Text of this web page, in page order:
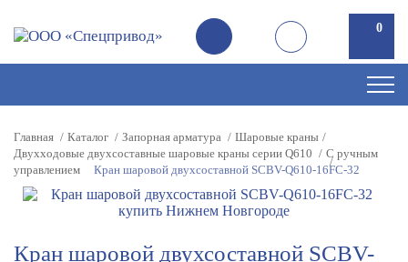
0
Главная Каталог Запорная арматура
Шаровые краны
Двухходовые двухсоставные шаровые краны серии Q610
С ручным
управлением
Кран шаровой двухсоставной SCBV-Q610-16FC-32
Кран шаровой двухсоставной SCBV-